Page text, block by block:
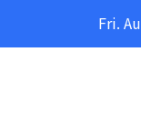
Fri.